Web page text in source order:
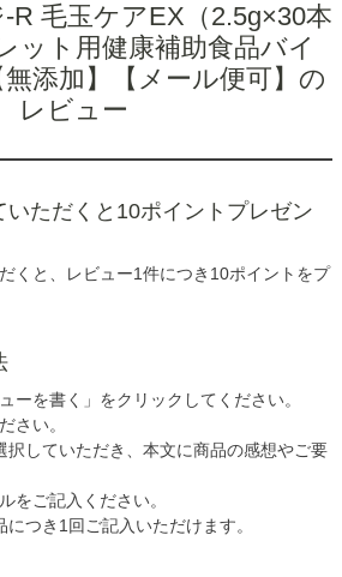
R 毛玉ケアEX（2.5g×30本
ット用健康補助食品バイ
無添加】【メール便可】の
レビュー
いただくと10ポイントプレゼン
くと、レビュー1件につき10ポイントをプ
ーを書く」をクリックしてください。
さい。
択していただき、本文に商品の感想やご要
をご記入ください。
つき1回ご記入いただけます。